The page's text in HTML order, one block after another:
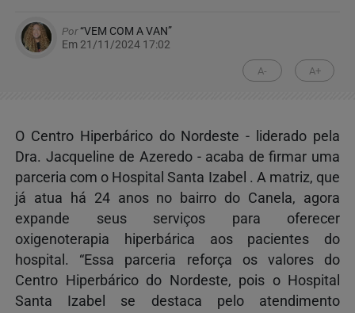
Por“VEM COM A VAN”
Em 21/11/2024 17:02
A- A+
O Centro Hiperbárico do Nordeste - liderado pela
Dra. Jacqueline de Azeredo - acaba de firmar uma
parceria com o Hospital Santa Izabel . A matriz, que
já atua há 24 anos no bairro do Canela, agora
expande seus serviços para oferecer
oxigenoterapia hiperbárica aos pacientes do
hospital. “Essa parceria reforça os valores do
Centro Hiperbárico do Nordeste, pois o Hospital
Santa Izabel se destaca pelo atendimento